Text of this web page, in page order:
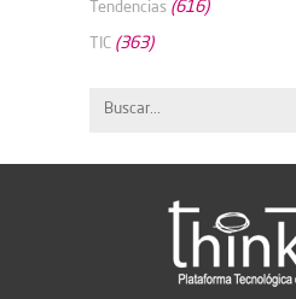
Tendencias (616)
TIC (363)